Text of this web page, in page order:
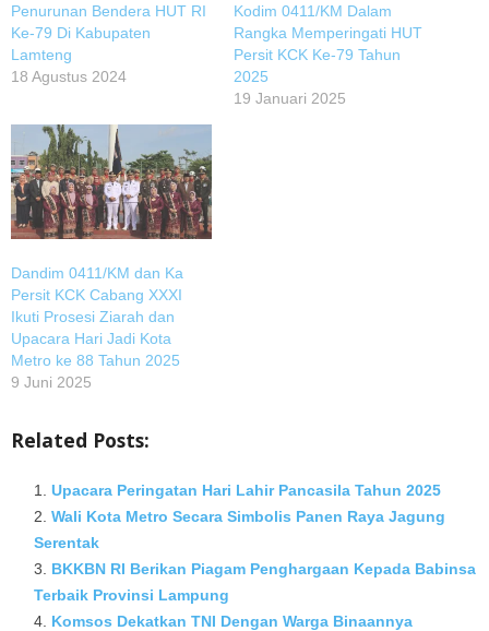
Penurunan Bendera HUT RI
Ke-79 Di Kabupaten
Lamteng
18 Agustus 2024
Kodim 0411/KM Dalam
Rangka Memperingati HUT
Persit KCK Ke-79 Tahun
2025
19 Januari 2025
Dandim 0411/KM dan Ka
Persit KCK Cabang XXXI
Ikuti Prosesi Ziarah dan
Upacara Hari Jadi Kota
Metro ke 88 Tahun 2025
9 Juni 2025
Related Posts:
Upacara Peringatan Hari Lahir Pancasila Tahun 2025
Wali Kota Metro Secara Simbolis Panen Raya Jagung
Serentak
BKKBN RI Berikan Piagam Penghargaan Kepada Babinsa
Terbaik Provinsi Lampung
Komsos Dekatkan TNI Dengan Warga Binaannya